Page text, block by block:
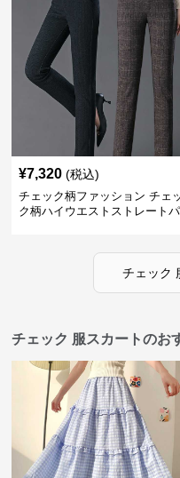
¥7,320 (税込)
チェック柄ファッション チェ
ク柄ハイウエストストレートパ
チェック
チェック 服スカートのお